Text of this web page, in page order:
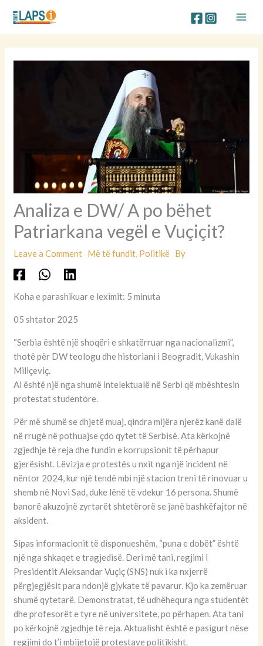
content
Analiza e DW/ A po bëhet
Patriarkana vegël e Vuçiçit?
Leave a Comment Më të fundit, Politikë By
Koha e parashikuar e leximit: 5 minuta
05 shtator 2025
“Serbia është një shoqëri e shkatërruar nga nacionalizmi”,
thotë për DW teologu dhe historiani i Beogradit, Vukashin
Miliçeviç.
Ai është një nga shumë intelektualë në Serbi që mbështesin
protestat studentore.
Për më shumë se dhjetë muaj, qindra mijëra njerëz kanë dalë
në rrugë në pothuajse çdo qytet të Serbisë. Ata kërkojnë
zgjedhje të reja dhe fundin e korrupsionit të përhapur
gjerësisht. Lëvizja e protestës u nxit nga një incident në
nëntor 2024, kur një tendë mbi një stacion treni të rinovuar u
shemb në Novi Sad, duke lënë të vdekur 16 persona. Shumë
banorë akuzojnë zyrtarët shtetërorë se janë bashkëfajtor në
aksident.
Sipas informacionit të disponueshëm, “puna e dobët” është
një nga shkaqet e tragjedisë. Deri më tani, regjimi i
Presidentit Aleksandar Vuçiç (SNS) nuk i ka nxjerrë
përgjegjësit para ndonjë gjykate të pavarur. Kjo ka zemëruar
shumë qytetarë. Demonstratat, të udhëhequra nga studentët
dhe profesorët e tyre në universitete, po përhapen. Ata tani
po kërkojnë zgjedhje të reja. Aktualisht është e pasigurt nëse
regjimi do t’i mbijetojë protestave politikisht.